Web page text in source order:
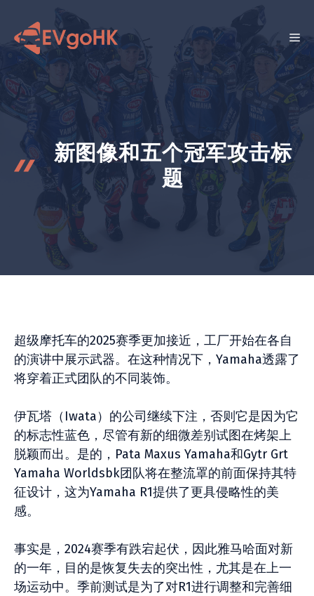
菜
新图像和五个冠军攻击标
题
超级摩托车的2025赛季更加接近，工厂开始在各自
的演讲中展示武器。在这种情况下，Yamaha透露了
将穿着正式团队的不同装饰。
伊瓦塔（Iwata）的公司继续下注，否则它是因为它
的标志性蓝色，尽管有新的细微差别试图在烤架上
脱颖而出。是的，Pata Maxus Yamaha和Gytr Grt
Yamaha Worldsbk团队将在整流罩的前面保持其特
征设计，这为Yamaha R1提供了更具侵略性的美
感。
事实是，2024赛季有跌宕起伏，因此雅马哈面对新
的一年，目的是恢复失去的突出性，尤其是在上一
场运动中。季前测试是为了对R1进行调整和完善细